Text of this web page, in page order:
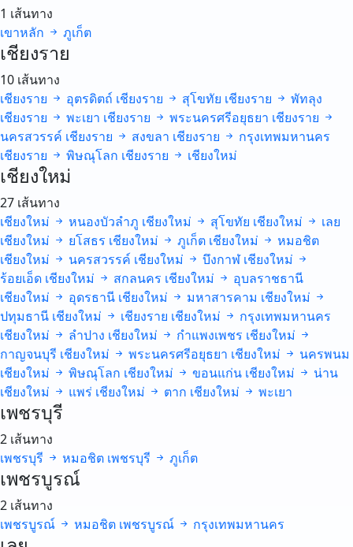
1 เส้นทาง
เขาหลัก
ภูเก็ต
เชียงราย
10 เส้นทาง
เชียงราย
อุตรดิตถ์ เชียงราย สุโขทัย เชียงราย
พัทลุง
เชียงราย
พะเยา เชียงราย พระนครศรีอยุธยา เชียงราย
นครสวรรค์ เชียงราย สงขลา เชียงราย
กรุงเทพมหานคร
เชียงราย
พิษณุโลก เชียงราย เชียงใหม่
เชียงใหม่
27 เส้นทาง
เชียงใหม่
หนองบัวลำภู เชียงใหม่ สุโขทัย เชียงใหม่
เลย
เชียงใหม่
ยโสธร เชียงใหม่ ภูเก็ต เชียงใหม่
หมอชิต
เชียงใหม่
นครสวรรค์ เชียงใหม่ บึงกาฬ เชียงใหม่
ร้อยเอ็ด เชียงใหม่ สกลนคร เชียงใหม่
อุบลราชธานี
เชียงใหม่
อุดรธานี เชียงใหม่ มหาสารคาม เชียงใหม่
ปทุมธานี เชียงใหม่ เชียงราย เชียงใหม่
กรุงเทพมหานคร
เชียงใหม่
ลำปาง เชียงใหม่ กำแพงเพชร เชียงใหม่
กาญจนบุรี เชียงใหม่ พระนครศรีอยุธยา เชียงใหม่
นครพนม
เชียงใหม่
พิษณุโลก เชียงใหม่ ขอนแก่น เชียงใหม่
น่าน
เชียงใหม่
แพร่ เชียงใหม่ ตาก เชียงใหม่ พะเยา
เพชรบุรี
2 เส้นทาง
เพชรบุรี
หมอชิต เพชรบุรี ภูเก็ต
เพชรบูรณ์
2 เส้นทาง
เพชรบูรณ์
หมอชิต เพชรบูรณ์ กรุงเทพมหานคร